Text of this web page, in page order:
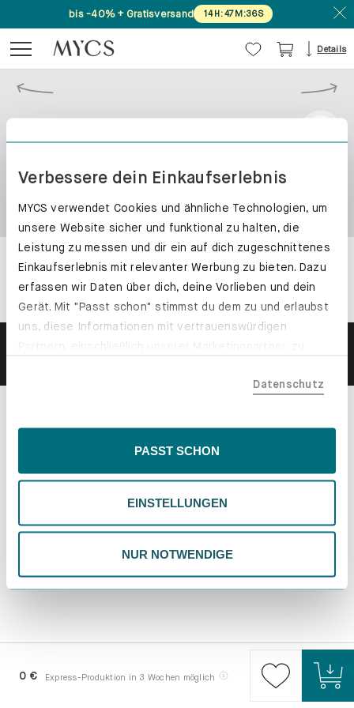
Verbessere dein Einkaufserlebnis
MYCS verwendet Cookies und ähnliche Technologien, um
unsere Website sicher und funktional zu halten, die
Leistung zu messen und dir ein auf dich zugeschnittenes
Einkaufserlebnis mit relevanter Werbung zu bieten. Dazu
erfassen wir Daten über dich, deine Vorlieben und dein
Gerät. Mit "Passt schon" stimmst du dem zu und erlaubst
uns, diese Informationen mit vertrauenswürdigen
der EU, beispielsweise in den USA, verarbeitet werden
Inhalte eingeschränkt sein könnten. Wähle
deiner Präferenzen. Du kannst deine Wahl jederzeit
ändern. Weitere Informationen findest du in unserer
Datenschutzrichtlinie.
Datenschutz
PASST SCHON
EINSTELLUNGEN
NUR NOTWENDIGE
bis -40% + Gratisversand 14H:47M:36S
Details
0 € Express-Produktion in 3 Wochen möglich